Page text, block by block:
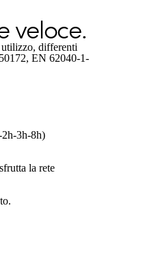
veloce.
differenti
EN 62040-1-
3h-8h)
la rete